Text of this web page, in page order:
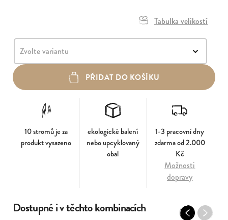
Tabulka velikostí
PŘIDAT DO KOŠÍKU
10 stromů je za
produkt vysazeno
ekologické balení
nebo upcyklovaný
obal
1-3 pracovní dny
zdarma od 2.000
Kč
Možnosti
dopravy
Dostupné i v těchto kombinacích PreviousNext